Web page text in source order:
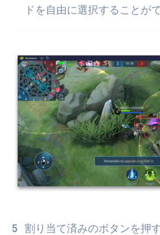
ドを自由に選択することが
割り当て済みのボタンを押